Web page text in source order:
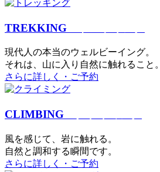
TREKKING
現代⼈の本当のウェルビーイング。
それは、⼭に⼊り⾃然に触れること。
さらに詳しく・ご予約
CLIMBING
⾵を感じて、岩に触れる。
⾃然と調和する瞬間です。
さらに詳しく・ご予約